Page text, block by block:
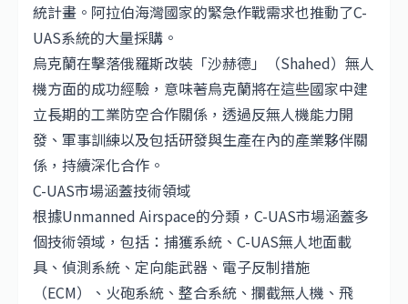
統計畫。阿拉伯海灣國家的緊急作戰需求也推動了C-
UAS系統的大量採購。
烏克蘭在擊落俄羅斯改裝「沙赫德」（Shahed）無人
機方面的成功經驗，意味著烏克蘭將在這些國家中建
立長期的工業防空合作關係，透過反無人機能力開
發、軍事訓練以及包括研發與生產在內的產業夥伴關
係，持續深化合作。
C-UAS市場涵蓋技術領域
根據Unmanned Airspace的分類，C-UAS市場涵蓋多
個技術領域，包括：捕獲系統、C-UAS無人地面載
具、偵測系統、定向能武器、電子反制措施
（ECM）、火砲系統、整合系統、攔截無人機、飛